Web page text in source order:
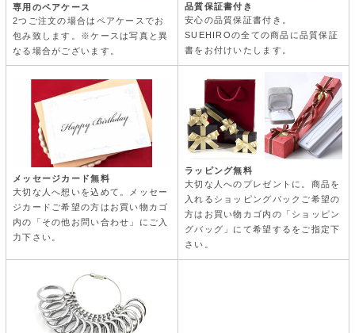
専用のペアケース
2つご注文の場合はペアケースでお
包み致します。※ケースは写真と異
なる場合がございます。
品質保証書付き
安心の品質保証書付き。
SUEHIROの全ての商品に品質保証
書をお付けいたします。
メッセージカード無料
大切な人へ想いを込めて。メッセー
ジカードご希望の方はお買い物カゴ
内の「その他お問い合わせ」にご入
力下さい。
ラッピング無料
大切な人へのプレゼントに。商品を
入れるショッピングバックご希望の
方はお買い物カゴ内の「ショッピン
グバッグ」にて希望するをご指定下
さい。